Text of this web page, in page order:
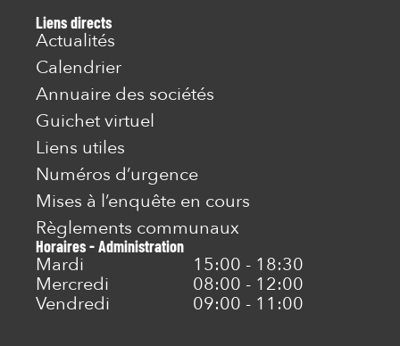
Liens directs
Actualités
Calendrier
Annuaire des sociétés
Guichet virtuel
Liens utiles
Numéros d’urgence
Mises à l’enquête en cours
Règlements communaux
Horaires - Administration
Mardi
15:00 - 18:30
Mercredi
08:00 - 12:00
Vendredi
09:00 - 11:00